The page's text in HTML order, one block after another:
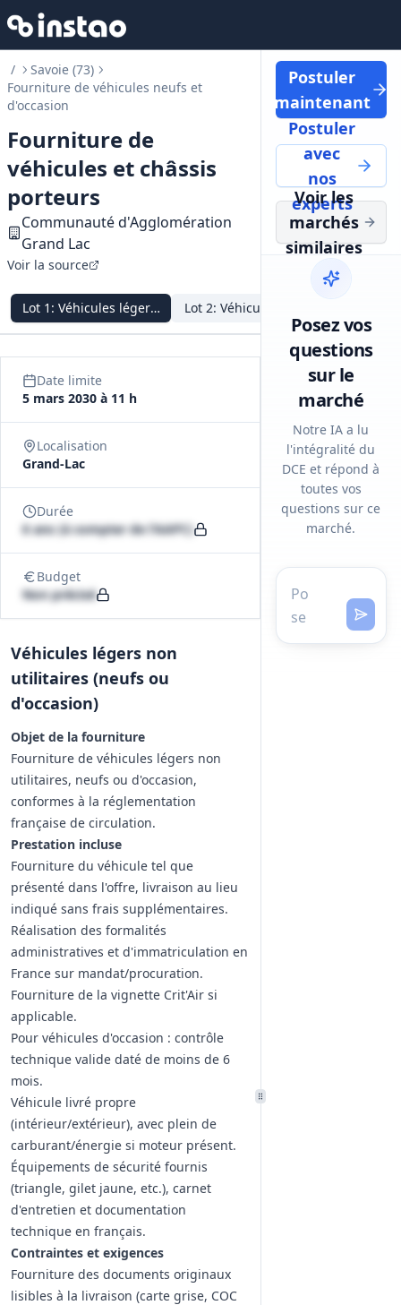
/
Savoie (73)
Fourniture de véhicules neufs et
d'occasion
Fourniture de
véhicules et châssis
porteurs
Communauté d'Agglomération
Grand Lac
Voir la source
Lot 1 : Véhicules légers non utilitaires
Lot 2: Véhicules utilitaires légers
Date limite
5 mars 2030 à 11 h
Localisation
Grand-Lac
Durée
6 ans (à compter de l'AAPC)
Budget
Non précisé
Véhicules légers non
utilitaires (neufs ou
d'occasion)
Objet de la fourniture
Fourniture de véhicules légers non
utilitaires, neufs ou d'occasion,
conformes à la réglementation
française de circulation.
Prestation incluse
Fourniture du véhicule tel que
présenté dans l'offre, livraison au lieu
indiqué sans frais supplémentaires.
Réalisation des formalités
administratives et d'immatriculation en
France sur mandat/procuration.
Fourniture de la vignette Crit'Air si
applicable.
Pour véhicules d'occasion : contrôle
technique valide daté de moins de 6
mois.
Véhicule livré propre
(intérieur/extérieur), avec plein de
carburant/énergie si moteur présent.
Équipements de sécurité fournis
(triangle, gilet jaune, etc.), carnet
d'entretien et documentation
technique en français.
Contraintes et exigences
Fourniture des documents originaux
lisibles à la livraison (carte grise, COC
Postuler
maintenant
Postuler
avec
nos
experts
Voir les
marchés
similaires
Posez vos
questions
sur le
marché
Notre IA a lu
l'intégralité du
DCE et répond à
toutes vos
questions sur ce
marché.